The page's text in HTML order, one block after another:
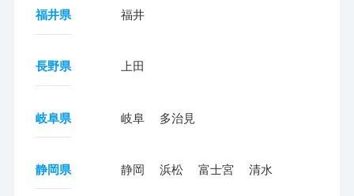
福井県 福井
長野県 上田
岐阜県 岐阜 多治見
静岡県 静岡 浜松 富士宮 清水